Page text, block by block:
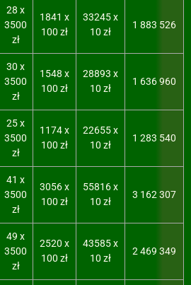
28 x
3500
zł
1841 x
100 zł
33245 x
10 zł
1 883 526
30 x
3500
zł
1548 x
100 zł
28893 x
10 zł
1 636 960
25 x
3500
zł
1174 x
100 zł
22655 x
10 zł
1 283 540
41 x
3500
zł
3056 x
100 zł
55816 x
10 zł
3 162 307
49 x
3500
zł
2520 x
100 zł
43585 x
10 zł
2 469 349